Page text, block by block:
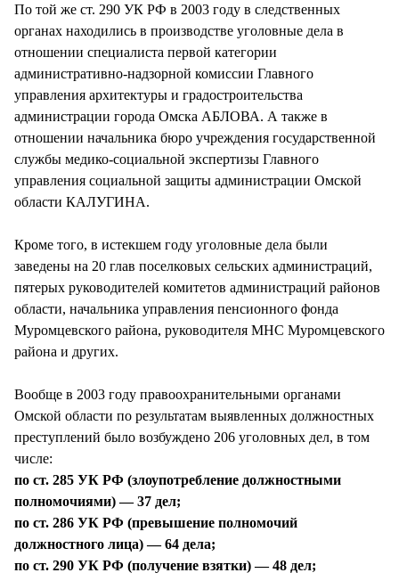
По той же ст. 290 УК РФ в 2003 году в следственных
органах находились в производстве уголовные дела в
отношении специалиста первой категории
административно-надзорной комиссии Главного
управления архитектуры и градостроительства
администрации города Омска АБЛОВА. А также в
отношении начальника бюро учреждения государственной
службы медико-социальной экспертизы Главного
управления социальной защиты администрации Омской
области КАЛУГИНА.
Кроме того, в истекшем году уголовные дела были
заведены на 20 глав поселковых сельских администраций,
пятерых руководителей комитетов администраций районов
области, начальника управления пенсионного фонда
Муромцевского района, руководителя МНС Муромцевского
района и других.
Вообще в 2003 году правоохранительными органами
Омской области по результатам выявленных должностных
преступлений было возбуждено 206 уголовных дел, в том
числе:
по ст. 285 УК РФ (злоупотребление должностными
полномочиями) — 37 дел;
по ст. 286 УК РФ (превышение полномочий
должностного лица) — 64 дела;
по ст. 290 УК РФ (получение взятки) — 48 дел;